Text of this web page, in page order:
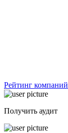
Рейтинг компаний
Получить аудит